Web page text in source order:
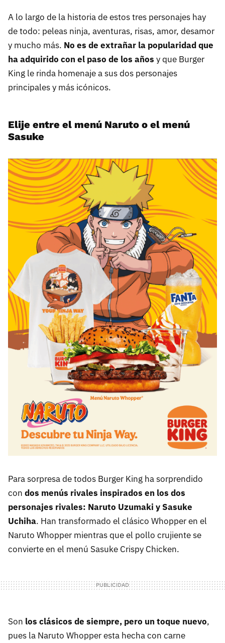
A lo largo de la historia de estos tres personajes hay
de todo: peleas ninja, aventuras, risas, amor, desamor
y mucho más. No es de extrañar la popularidad que
ha adquirido con el paso de los años y que Burger
King le rinda homenaje a sus dos personajes
principales y más icónicos.
Elije entre el menú Naruto o el menú
Sasuke
Para sorpresa de todos Burger King ha sorprendido
con dos menús rivales inspirados en los dos
personajes rivales: Naruto Uzumaki y Sasuke
Uchiha. Han transformado el clásico Whopper en el
Naruto Whopper mientras que el pollo crujiente se
convierte en el menú Sasuke Crispy Chicken.
Son los clásicos de siempre, pero un toque nuevo,
pues la Naruto Whopper esta hecha con carne